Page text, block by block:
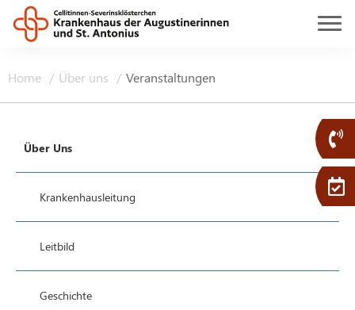
Home Über uns Veranstaltungen
Über Uns
Krankenhausleitung
Leitbild
Geschichte